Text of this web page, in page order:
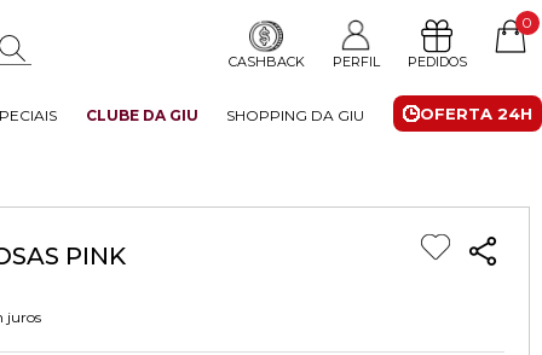
CASHBACK PERFIL PEDIDOS
0
OFERTA 24H
CLUBE DA GIU SHOPPING DA GIU
PINK
juros